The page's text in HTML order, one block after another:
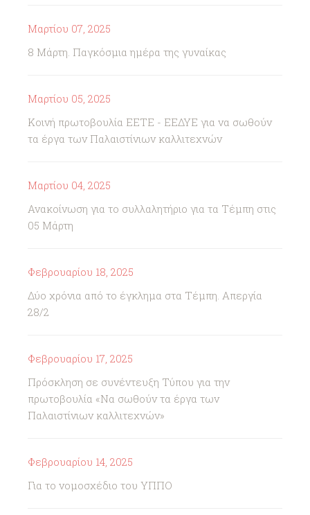
Μαρτίου 07, 2025
8 Μάρτη. Παγκόσμια ημέρα της γυναίκας
Μαρτίου 05, 2025
Κοινή πρωτοβουλία ΕΕΤΕ - ΕΕΔΥΕ για να σωθούν
τα έργα των Παλαιστίνιων καλλιτεχνών
Μαρτίου 04, 2025
Ανακοίνωση για το συλλαλητήριο για τα Τέμπη στις
05 Μάρτη
Φεβρουαρίου 18, 2025
Δύο χρόνια από το έγκλημα στα Τέμπη. Απεργία
28/2
Φεβρουαρίου 17, 2025
Πρόσκληση σε συνέντευξη Τύπου για την
πρωτοβουλία «Να σωθούν τα έργα των
Παλαιστίνιων καλλιτεχνών»
Φεβρουαρίου 14, 2025
Για το νομοσχέδιο του ΥΠΠΟ